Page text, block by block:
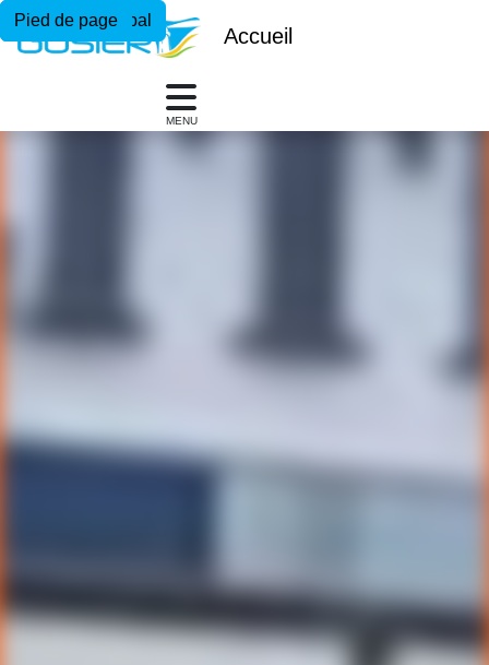
Menu principal
Contenu principal
Pied de page
Accueil
MENU